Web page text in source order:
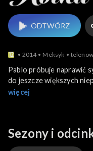
ODTWÓRZ
2014 Meksyk
Pablo próbuje naprawić
do jeszcze większych
doświadcza kolejnych
więcej
Sezony i